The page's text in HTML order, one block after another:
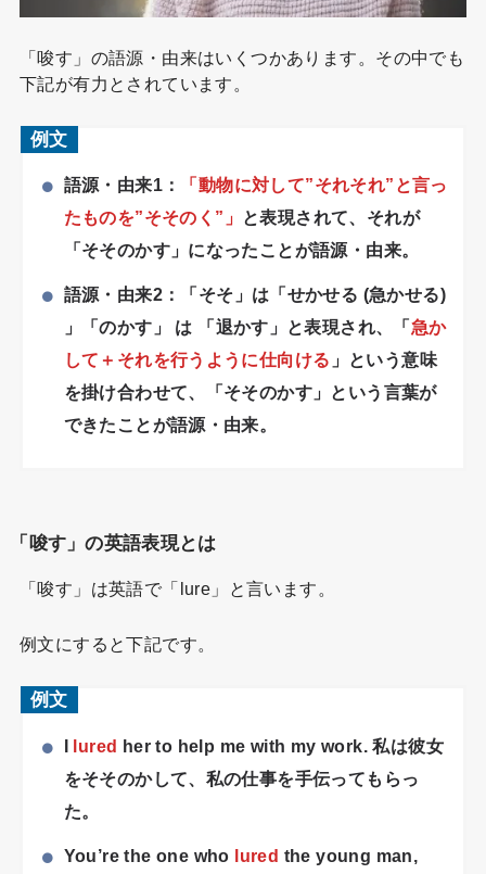
「唆す」の語源・由来はいくつかあります。その中でも
下記が有力とされています。
例文
語源・由来1：
「動物に対して”それそれ”と言っ
たものを”そそのく”」 と表現されて、それが
「そそのかす」になったことが語源・由来。
語源・由来2：「そそ」は「せかせる (急かせる)
」「のかす」 は 「退かす」と表現され、「 急か
して＋それを行うように仕向ける 」という意味
を掛け合わせて、「そそのかす」という言葉が
できたことが語源・由来。
「唆す」の英語表現とは
「唆す」は英語で「lure」と言います。
例文にすると下記です。
例文
lured
her to help me with my work. 私は彼女
をそそのかして、私の仕事を手伝ってもらっ
た。
You’re the one who lured the young man,